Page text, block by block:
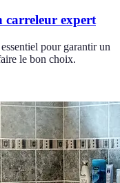
carreleur expert
pour garantir un
le bon choix.